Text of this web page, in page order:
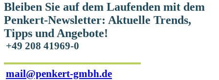
Bleiben Sie auf dem Laufenden mit dem
Penkert-Newsletter: Aktuelle Trends,
Tipps und Angebote!
+49 208 41969-0
mail@penkert-gmbh.de